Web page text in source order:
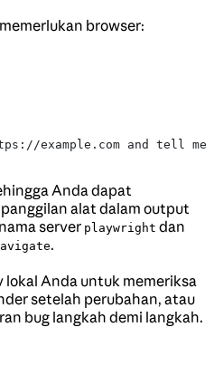
browser:
example.com and tell
Anda dapat
alat dalam output
server playwright dan
.
lokal Anda untuk memeriksa
setelah perubahan, atau
bug langkah demi langkah.